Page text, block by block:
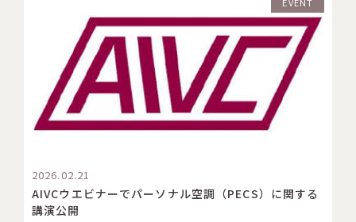
2026.02.21
AIVCウエビナーでパーソナル空調（PECS）に関する
講演公開